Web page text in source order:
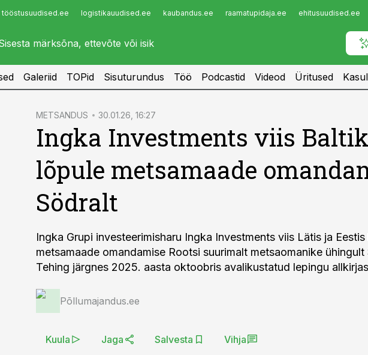
tööstusuudised.ee logistikauudised.ee kaubandus.ee raamatupidaja.ee ehitusuudised.ee
Infopank
Galeriid TOPid Sisuturundus Töö Podcastid Videod Üritused
METSANDUS 30.01.26, 16:27
Ingka Investments viis
lõpule metsamaade
Södralt
Ingka Grupi investeerimisharu Ingka Investments viis Lätis ja
metsamaade omandamise Rootsi suurimalt metsaomanike ühingult
Tehing järgnes 2025. aasta oktoobris avalikustatud lepingu
Põllumajandus.ee
Kuula Jaga Salvesta Vihja